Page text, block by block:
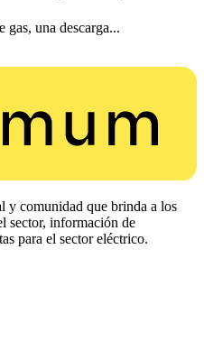
gas, una descarga...
y comunidad que brinda a los
sector, información de
para el sector eléctrico.